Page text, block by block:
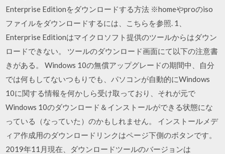
Enterprise Editionをダウンロードする方法 ※homeやproのiso
ファイルをダウンロードするには、こちらを参照. 1、
Enterprise Editionはマイクロソフト提供のツールからはダウン
ロードできない。 ツールのダウンロード画面にて以下の注意書
きがある。 Windows 10の無償アップグレードの期間中、自分
では何もしてないつもりでも、パソコンが自動的にWindows
10に関する情報を何かしら受け取っており、それが元で
Windows 10のダウンロード＆インストールができる状態にな
っている（なっていた）のかもしれません。 インストールメデ
ィア作成用のダウンロードリンクはページ下側のボタンです。
2019年11月現在、ダウンロードツールのバージョンは